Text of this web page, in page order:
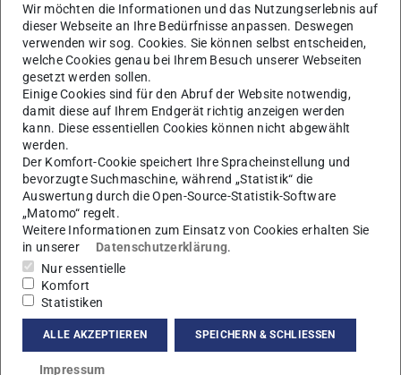
Im Oberseminar berichten
Gastwissenschaftler/innen, wissenschaftliche
Mitarbeiter/innen und Doktoranden/innen und
Studierende im Hauptstudium über aktuelle
Forschungsthemen und eigene Ergebnisse.
Sie können sich die Termine mit dem
Kalenderlink
direkt in Ihrem Kalender anzeigen lassen, um über
aktuelle Vorträge in unserem Oberseminar informiert zu
sein.
Wir möchten die Informationen und das Nutzungserlebnis auf
dieser Webseite an Ihre Bedürfnisse anpassen. Deswegen
verwenden wir sog. Cookies. Sie können selbst entscheiden,
welche Cookies genau bei Ihrem Besuch unserer Webseiten
gesetzt werden sollen.
Einige Cookies sind für den Abruf der Website notwendig,
damit diese auf Ihrem Endgerät richtig anzeigen werden
kann. Diese essentiellen Cookies können nicht abgewählt
werden.
Der Komfort-Cookie speichert Ihre Spracheinstellung und
bevorzugte Suchmaschine, während „Statistik“ die
Auswertung durch die Open-Source-Statistik-Software
„Matomo“ regelt.
Weitere Informationen zum Einsatz von Cookies erhalten Sie
in unserer
Datenschutzerklärung.
Nur essentielle
Komfort
Statistiken
ALLE AKZEPTIEREN SPEICHERN & SCHLIESSEN
Impressum